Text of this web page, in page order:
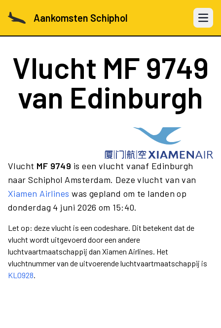
Aankomsten Schiphol Open
Vlucht MF 9749
van Edinburgh
Vlucht MF 9749 is een vlucht vanaf Edinburgh
naar Schiphol Amsterdam. Deze vlucht van van
Xiamen Airlines was gepland om te landen op
donderdag 4 juni 2026 om 15:40.
Let op: deze vlucht is een codeshare. Dit betekent dat de
vlucht wordt uitgevoerd door een andere
luchtvaartmaatschappij dan Xiamen Airlines. Het
vluchtnummer van de uitvoerende luchtvaartmaatschappij is
KL0928.